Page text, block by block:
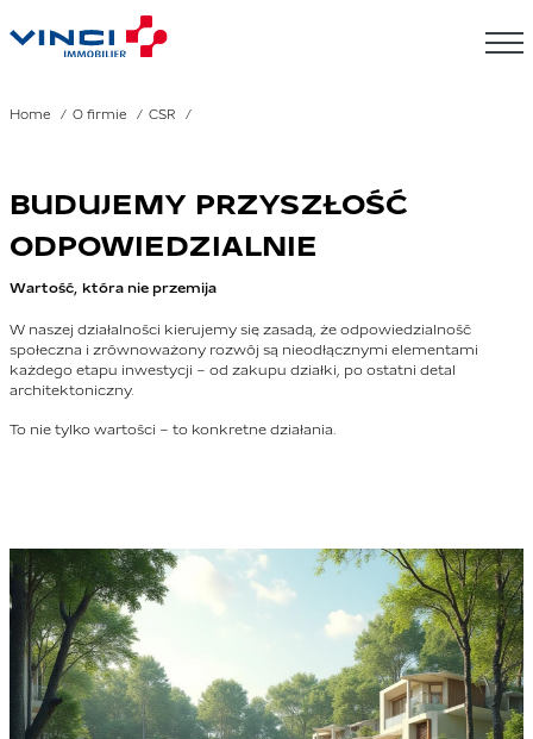
Home O firmie CSR
BUDUJEMY PRZYSZŁOŚĆ
ODPOWIEDZIALNIE
Wartość, która nie przemija
W naszej działalności kierujemy się zasadą, że odpowiedzialność
społeczna i zrównoważony rozwój są nieodłącznymi elementami
każdego etapu inwestycji – od zakupu działki, po ostatni detal
architektoniczny.
To nie tylko wartości – to konkretne działania.